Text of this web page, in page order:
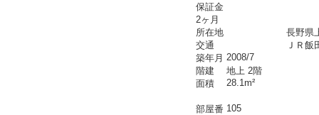
保証金
2ヶ月
所在地
長野県
交通
ＪＲ
築年月 2008/7
階建
地上 2階
面積
28.1m²
部屋番 105